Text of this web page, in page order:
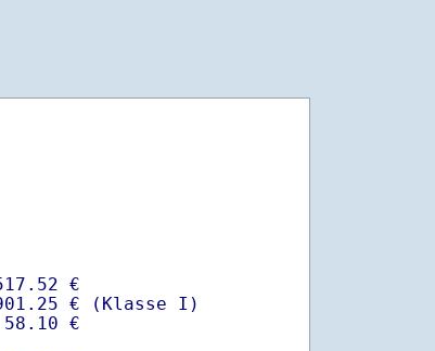
€
€ (Klasse I)
€